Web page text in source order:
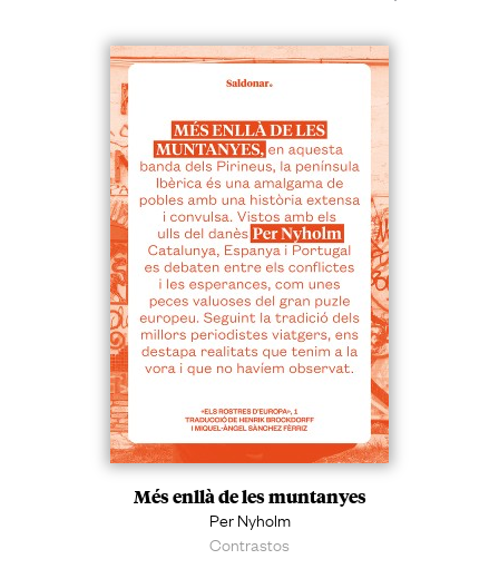
Més enllà de les muntanyes
Per Nyholm
Contrastos